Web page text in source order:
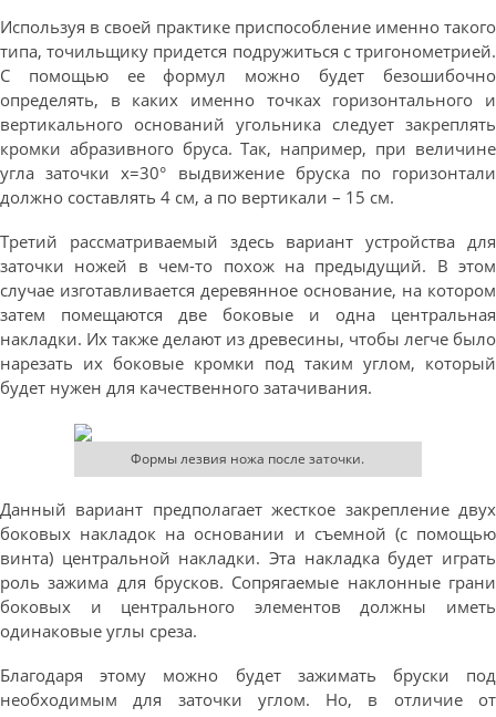
Используя в своей практике приспособление именно такого
типа, точильщику придется подружиться с тригонометрией.
С помощью ее формул можно будет безошибочно
определять, в каких именно точках горизонтального и
вертикального оснований угольника следует закреплять
кромки абразивного бруса. Так, например, при величине
угла заточки x=30° выдвижение бруска по горизонтали
должно составлять 4 см, а по вертикали – 15 см.
Третий рассматриваемый здесь вариант устройства для
заточки ножей в чем-то похож на предыдущий. В этом
случае изготавливается деревянное основание, на котором
затем помещаются две боковые и одна центральная
накладки. Их также делают из древесины, чтобы легче было
нарезать их боковые кромки под таким углом, который
будет нужен для качественного затачивания.
Формы лезвия ножа после заточки.
Данный вариант предполагает жесткое закрепление двух
боковых накладок на основании и съемной (с помощью
винта) центральной накладки. Эта накладка будет играть
роль зажима для брусков. Сопрягаемые наклонные грани
боковых и центрального элементов должны иметь
одинаковые углы среза.
Благодаря этому можно будет зажимать бруски под
необходимым для заточки углом. Но, в отличие от